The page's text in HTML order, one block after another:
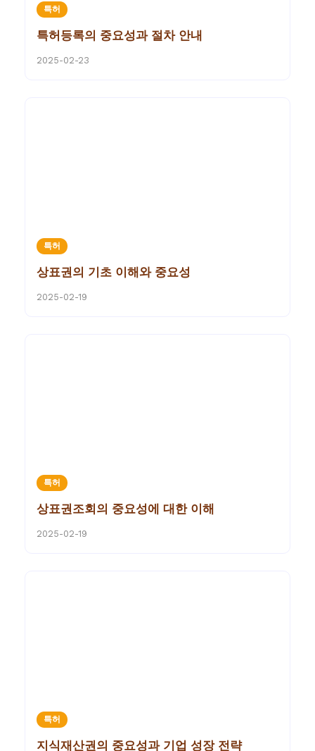
특허
특허등록의 중요성과 절차 안내
2025-02-23
특허
상표권의 기초 이해와 중요성
2025-02-19
특허
상표권조회의 중요성에 대한 이해
2025-02-19
특허
지식재산권의 중요성과 기업 성장 전략